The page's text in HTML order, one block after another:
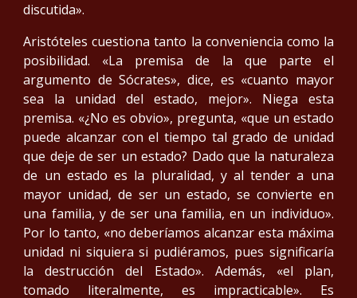
discutida».
Aristóteles cuestiona tanto la conveniencia como la
posibilidad. «La premisa de la que parte el
argumento de Sócrates», dice, es «cuanto mayor
sea la unidad del estado, mejor». Niega esta
premisa. «¿No es obvio», pregunta, «que un estado
puede alcanzar con el tiempo tal grado de unidad
que deje de ser un estado? Dado que la naturaleza
de un estado es la pluralidad, y al tender a una
mayor unidad, de ser un estado, se convierte en
una familia, y de ser una familia, en un individuo».
Por lo tanto, «no deberíamos alcanzar esta máxima
unidad ni siquiera si pudiéramos, pues significaría
la destrucción del Estado». Además, «el plan,
tomado literalmente, es impracticable». Es